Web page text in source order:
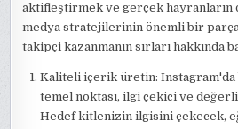
aktifleştirmek ve gerçek hayranların
medya stratejilerinin önemli bir
takipçi kazanmanın sırları hakkında
Kaliteli içerik üretin: Instagram'da
temel noktası, ilgi çekici ve
Hedef kitlenizin ilgisini çekecek,